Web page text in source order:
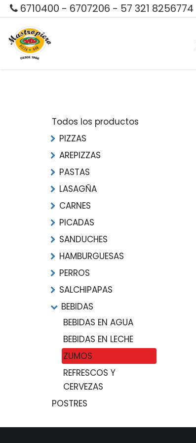
6710400 - 6707206 - 57 321 8256774
Todos los productos
PIZZAS
AREPIZZAS
PASTAS
LASAGÑA
CARNES
PICADAS
SANDUCHES
HAMBURGUESAS
PERROS
SALCHIPAPAS
BEBIDAS
BEBIDAS EN AGUA
BEBIDAS EN LECHE
ZUMOS
REFRESCOS Y
CERVEZAS
POSTRES